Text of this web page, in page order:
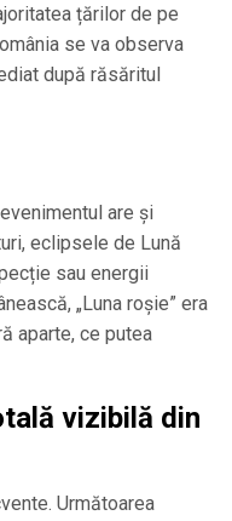
țărilor de pe
se va observa
după răsăritul
are și
eclipsele de Lună
sau energii
„Luna roșie” era
aparte, ce putea
vizibilă din
Următoarea